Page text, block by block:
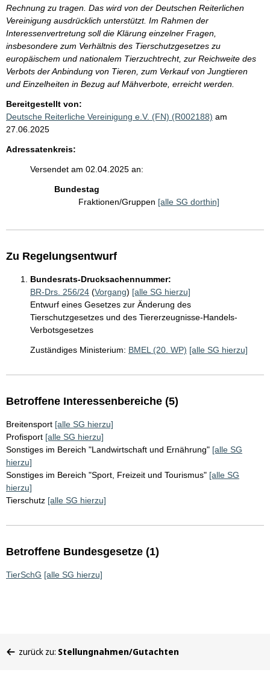
Rechnung zu tragen. Das wird von der Deutschen Reiterlichen
Vereinigung ausdrücklich unterstützt. Im Rahmen der
Interessenvertretung soll die Klärung einzelner Fragen,
insbesondere zum Verhältnis des Tierschutzgesetzes zu
europäischem und nationalem Tierzuchtrecht, zur Reichweite des
Verbots der Anbindung von Tieren, zum Verkauf von Jungtieren
und Einzelheiten in Bezug auf Mähverbote, erreicht werden.
Bereitgestellt von:
Deutsche Reiterliche Vereinigung e.V. (FN) (R002188) am
27.06.2025
Adressatenkreis:
Versendet am 02.04.2025 an:
Bundestag
Fraktionen/Gruppen [alle SG dorthin]
Zu Regelungsentwurf
Bundesrats-Drucksachennummer:
BR-Drs. 256/24 (Vorgang) [alle SG hierzu]
Entwurf eines Gesetzes zur Änderung des
Tierschutzgesetzes und des Tiererzeugnisse-Handels-
Verbotsgesetzes
Zuständiges Ministerium: BMEL (20. WP) [alle SG hierzu]
Betroffene Interessenbereiche (5)
Breitensport [alle SG hierzu]
Profisport [alle SG hierzu]
Sonstiges im Bereich "Landwirtschaft und Ernährung" [alle SG
hierzu]
Sonstiges im Bereich "Sport, Freizeit und Tourismus" [alle SG
hierzu]
Tierschutz [alle SG hierzu]
Betroffene Bundesgesetze (1)
TierSchG [alle SG hierzu]
befinden
zurück zu: Stellungnahmen/Gutachten